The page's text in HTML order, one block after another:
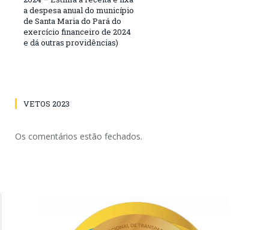
a despesa anual do município
de Santa Maria do Pará do
exercício financeiro de 2024
e dá outras providências)
VETOS 2023
Os comentários estão fechados.